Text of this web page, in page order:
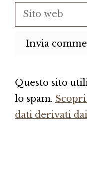
Sito
web
Questo sito
lo spam.
dati derivati